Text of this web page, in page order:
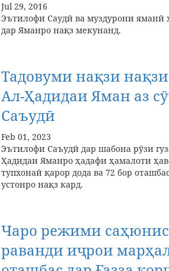
Jul 29, 2016
Эътилофи Саудӣ ва муздурони яманӣ
дар Яманро нақз мекунанд.
Тадовуми нақзи
Ал-Ҳадидаи Яман аз
Саъудӣ
Feb 01, 2023
Эътилофи Саъудӣ дар шабона рӯзи
Ҳадидаи Яманро ҳадафи ҳамалоти
тупхонаӣ қарор дода ва 72 бор
устонро нақз кард.
Чаро режими
раванди иҷрои